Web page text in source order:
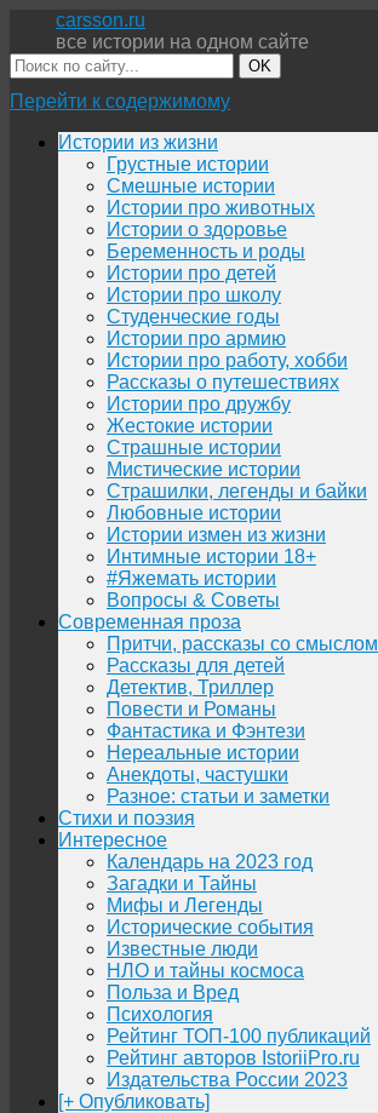
carsson.ru
все истории на одном сайте
OK
Перейти к содержимому
Истории из жизни
Грустные истории
Смешные истории
Истории про животных
Истории о здоровье
Беременность и роды
Истории про детей
Истории про школу
Студенческие годы
Истории про армию
Истории про работу, хобби
Рассказы о путешествиях
Истории про дружбу
Жестокие истории
Страшные истории
Мистические истории
Страшилки, легенды и байки
Любовные истории
Истории измен из жизни
Интимные истории 18+
#Яжемать истории
Вопросы & Советы
Современная проза
Притчи, рассказы со смыслом
Рассказы для детей
Детектив, Триллер
Повести и Романы
Фантастика и Фэнтези
Нереальные истории
Анекдоты, частушки
Разное: статьи и заметки
Стихи и поэзия
Интересное
Календарь на 2023 год
Загадки и Тайны
Мифы и Легенды
Исторические события
Известные люди
НЛО и тайны космоса
Польза и Вред
Психология
Рейтинг ТОП-100 публикаций
Рейтинг авторов IstoriiPro.ru
Издательства России 2023
[+ Опубликовать]